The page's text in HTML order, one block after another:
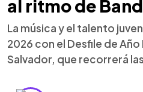
al ritmo de
La música y el talento
2026 con el Desfile de Año
Salvador, que recorrerá